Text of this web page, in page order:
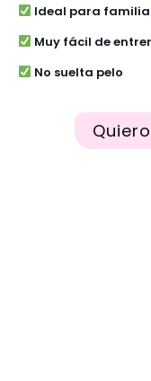
Ideal para
Muy fácil de
No suelta pelo